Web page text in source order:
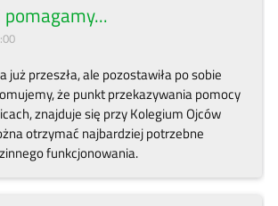
już przeszła, ale pozostawiła po sobie
że punkt przekazywania pomocy
znajduje się przy Kolegium Ojców
otrzymać najbardziej potrzebne
funkcjonowania.